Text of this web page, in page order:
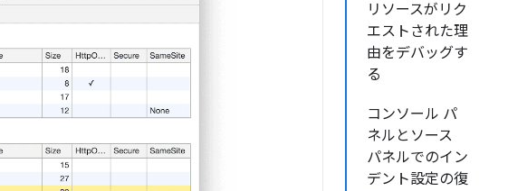
リソースがリク
エストされた理
由をデバッグす
る
コンソール パ
ネルとソース
パネルでのイン
デント設定の復